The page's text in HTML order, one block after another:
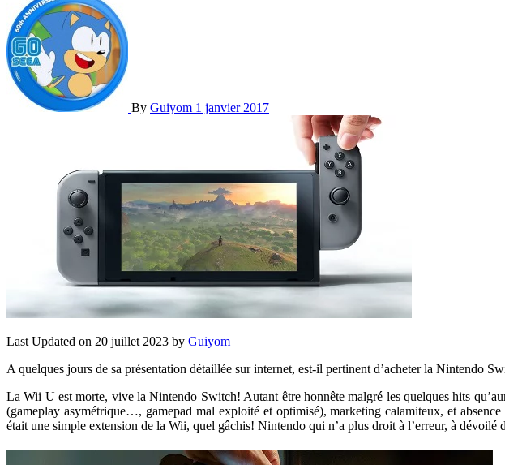
By Guiyom 1 janvier 2017
Last Updated on 20 juillet 2023 by Guiyom
A quelques jours de sa présentation détaillée sur internet, est-il pertinent d’acheter la Nintendo
La Wii U est morte, vive la Nintendo Switch! Autant être honnête malgré les quelques hits
(gameplay asymétrique…, gamepad mal exploité et optimisé), marketing calamiteux, et
était une simple extension de la Wii, quel gâchis! Nintendo qui n’a plus droit à l’erreur, à